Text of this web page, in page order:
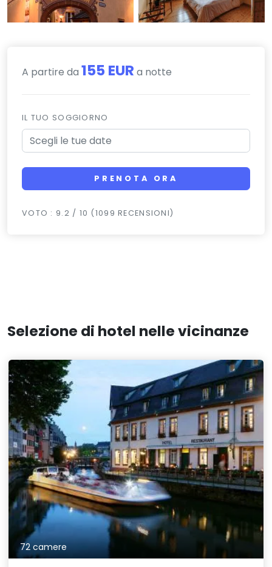
A partire da 155 EUR a notte
IL TUO SOGGIORNO
PRENOTA ORA
VOTO : 9.2 / 10 (1099 RECENSIONI)
Selezione di hotel nelle vicinanze
72 camere